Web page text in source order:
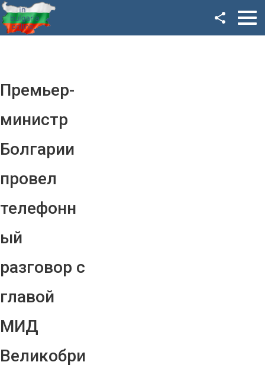
Премьер-
министр
Болгарии
провел
телефонн
ый
разговор с
главой
МИД
Великобри